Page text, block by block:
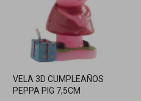
VELA 3D CUMPLEAÑOS
PEPPA PIG 7,5CM